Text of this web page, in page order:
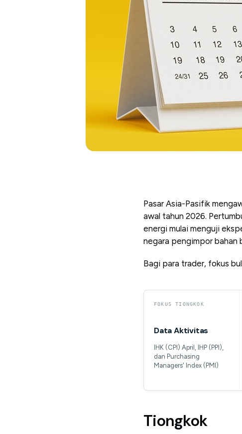
Pasar Asia-Pasifik
awal tahun 2026.
energi mulai menguji
negara pengimpor bahan
Bagi para trader, fokus
FOKUS TIONGKOK
Data Aktivitas
IHK (CPI) April, IHP (PPI),
dan Purchasing
Managers' Index (PMI)
Tiongkok